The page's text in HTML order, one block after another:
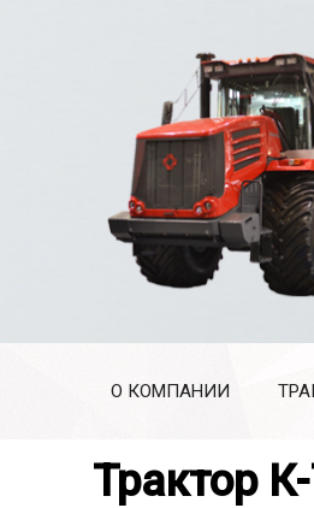
О КОМПАНИИ
Трактор